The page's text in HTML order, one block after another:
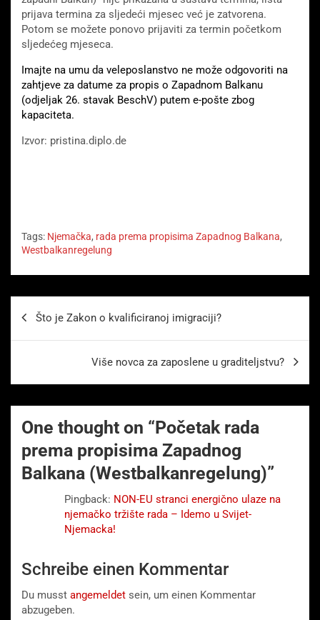
prijava termina za sljedeći mjesec već je zatvorena.
Potom se možete ponovo prijaviti za termin početkom
sljedećeg mjeseca.
Imajte na umu da veleposlanstvo ne može odgovoriti na
zahtjeve za datume za propis o Zapadnom Balkanu
(odjeljak 26. stavak BeschV) putem e-pošte zbog
kapaciteta.
Izvor: pristina.diplo.de
Tags: Njemačka, rada prema propisima Zapadnog Balkana,
Westbalkanregelung
Beitragsnavigation
Što je Zakon o kvalificiranoj imigraciji?
Više novca za zaposlene u graditeljstvu?
One thought on “Početak rada
prema propisima Zapadnog
Balkana (Westbalkanregelung)”
Pingback: NON-EU stranci energično ulaze na
njemačko tržište rada – Idemo u Svijet-
Njemacka!
Schreibe einen Kommentar
Du musst angemeldet sein, um einen Kommentar
abzugeben.